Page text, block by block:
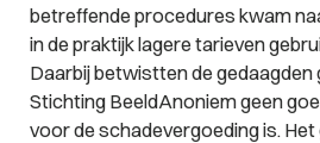
betreffende procedures kwam
in de praktijk lagere tarieven
Daarbij betwistten de
Stichting BeeldAnoniem geen
voor de schadevergoeding is.